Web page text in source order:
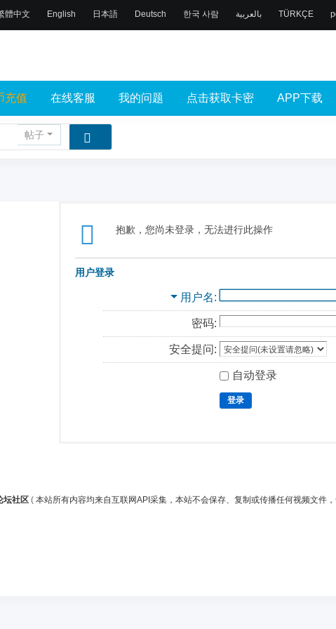
體中文 English 日本語 Deutsch 한국 사람 بالعربية TÜRKÇE
充值 在线客服 我的问题 点击获取卡密 APP下载
帖子
抱歉，您尚未登录，无法进行此操作
用户登录
用户名
密码:
安全提问:
自动登录
登录
坛社区 ( 本站所有内容均来自互联网API采集，本站不会保存、复制或传播任何视频文件